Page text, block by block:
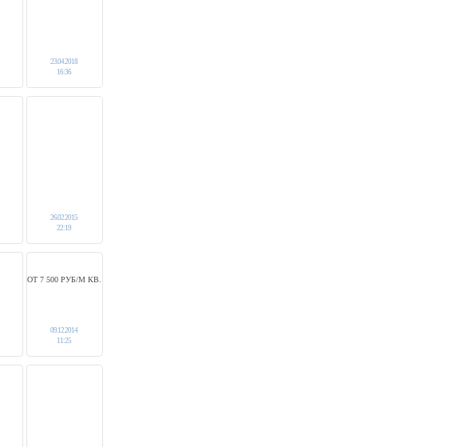
23.04.2018
16:36
26.02.2015
22:19
ОТ 7 500 РУБ/М КВ.
09.12.2014
11:25